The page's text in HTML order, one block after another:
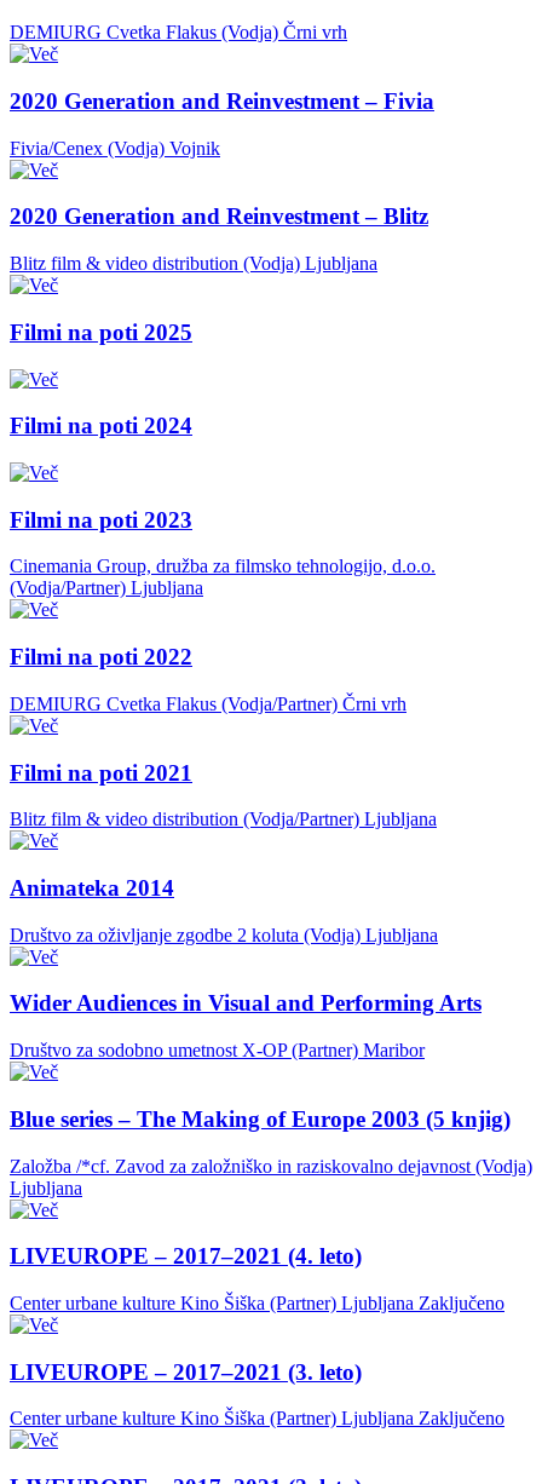
DEMIURG Cvetka Flakus (Vodja) Črni vrh
2020 Generation and Reinvestment – Fivia
Fivia/Cenex (Vodja) Vojnik
2020 Generation and Reinvestment – Blitz
Blitz film & video distribution (Vodja) Ljubljana
Filmi na poti 2025
Filmi na poti 2024
Filmi na poti 2023
Cinemania Group, družba za filmsko tehnologijo, d.o.o.
(Vodja/Partner) Ljubljana
Filmi na poti 2022
DEMIURG Cvetka Flakus (Vodja/Partner) Črni vrh
Filmi na poti 2021
Blitz film & video distribution (Vodja/Partner) Ljubljana
Animateka 2014
Društvo za oživljanje zgodbe 2 koluta (Vodja) Ljubljana
Wider Audiences in Visual and Performing Arts
Društvo za sodobno umetnost X-OP (Partner) Maribor
Blue series – The Making of Europe 2003 (5 knjig)
Založba /*cf. Zavod za založniško in raziskovalno dejavnost (Vodja)
Ljubljana
LIVEUROPE – 2017–2021 (4. leto)
Center urbane kulture Kino Šiška (Partner) Ljubljana Zaključeno
LIVEUROPE – 2017–2021 (3. leto)
Center urbane kulture Kino Šiška (Partner) Ljubljana Zaključeno